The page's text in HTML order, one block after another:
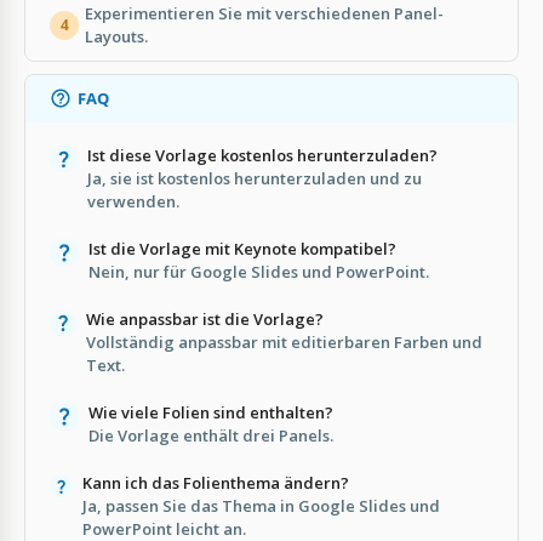
4
Experimentieren Sie mit verschiedenen Panel-
Layouts.
FAQ
Ist diese Vorlage kostenlos herunterzuladen?
Ja, sie ist kostenlos herunterzuladen und zu
verwenden.
Ist die Vorlage mit Keynote kompatibel?
Nein, nur für Google Slides und PowerPoint.
Wie anpassbar ist die Vorlage?
Vollständig anpassbar mit editierbaren Farben und
Text.
Wie viele Folien sind enthalten?
Die Vorlage enthält drei Panels.
Kann ich das Folienthema ändern?
Ja, passen Sie das Thema in Google Slides und
PowerPoint leicht an.